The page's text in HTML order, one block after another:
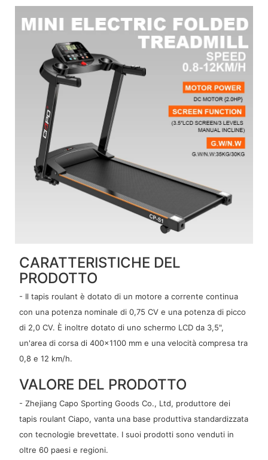
CARATTERISTICHE DEL
PRODOTTO
- Il tapis roulant è dotato di un motore a corrente continua
con una potenza nominale di 0,75 CV e una potenza di picco
di 2,0 CV. È inoltre dotato di uno schermo LCD da 3,5",
un'area di corsa di 400x1100 mm e una velocità compresa tra
0,8 e 12 km/h.
VALORE DEL PRODOTTO
- Zhejiang Capo Sporting Goods Co., Ltd, produttore dei
tapis roulant Ciapo, vanta una base produttiva standardizzata
con tecnologie brevettate. I suoi prodotti sono venduti in
oltre 60 paesi e regioni.